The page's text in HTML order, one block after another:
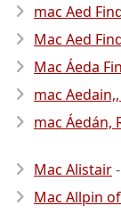
mac Aed
Mac Aed
Mac Áeda
mac
mac Áedán,
Mac Alistair
Mac Allpin